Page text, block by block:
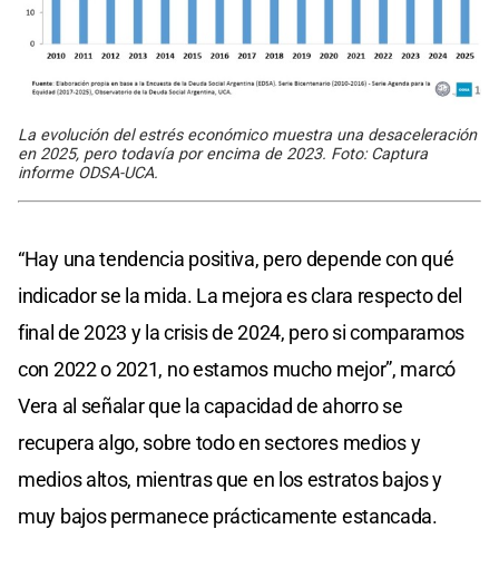
La evolución del estrés económico muestra una desaceleración
en 2025, pero todavía por encima de 2023. Foto: Captura
informe ODSA-UCA.
“Hay una tendencia positiva, pero depende con qué
indicador se la mida. La mejora es clara respecto del
final de 2023 y la crisis de 2024, pero si comparamos
con 2022 o 2021, no estamos mucho mejor”, marcó
Vera al señalar que la capacidad de ahorro se
recupera algo, sobre todo en sectores medios y
medios altos, mientras que en los estratos bajos y
muy bajos permanece prácticamente estancada.